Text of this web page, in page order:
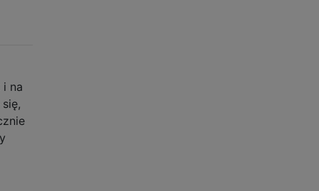
na